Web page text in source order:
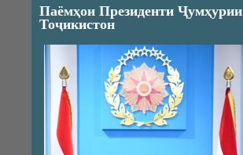
Паёмҳои Президенти Ҷумҳурии
Тоҷикистон